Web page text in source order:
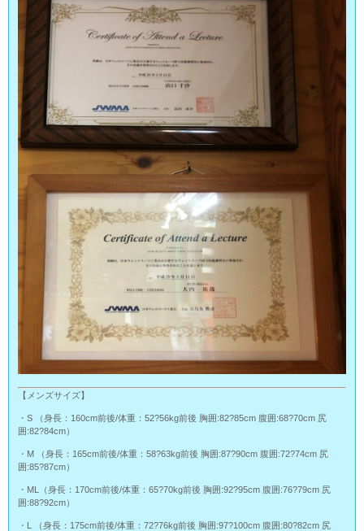
【メンズサイズ】
・S （身長：160cm前後/体重：52?56kg前後 胸囲:82?85cm 腹囲:68?70cm 尻
囲:82?84cm）
・M （身長：165cm前後/体重：58?63kg前後 胸囲:87?90cm 腹囲:72?74cm 尻
囲:85?87cm）
・ML（身長：170cm前後/体重：65?70kg前後 胸囲:92?95cm 腹囲:76?79cm 尻
囲:88?92cm）
・L （身長：175cm前後/体重：72?76kg前後 胸囲:97?100cm 腹囲:80?82cm 尻